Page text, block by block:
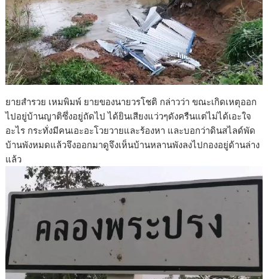
ยายสำรวย เหมพิมพ์ ยายของนายวรโชติ กล่าวว่า ขณะเกิดเหตุออก
ไปอยู่บ้านญาติซึ่งอยู่ถัดไป ได้ยินเสียงแว่วๆดังครืนแต่ไม่ได้เอะใจ
อะไร กระทั่งมีคนเอะอะโวยวายและร้องหา และบอกว่าดินสไลด์พัด
บ้านพังหมดแล้วจึงออกมาดูจึงเห็นบ้านหลานพังลงไปกองอยู่ด้านล่าง
แล้ว